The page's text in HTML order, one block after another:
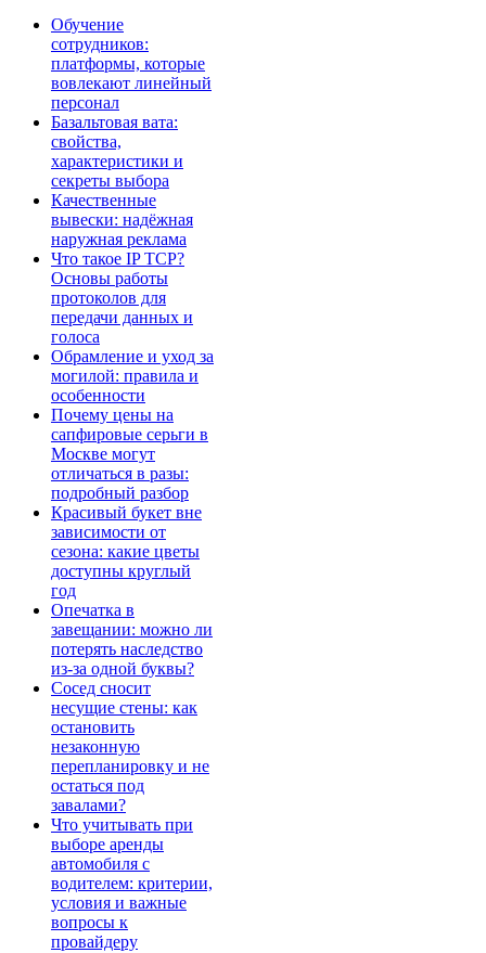
Обучение
сотрудников:
платформы, которые
вовлекают линейный
персонал
Базальтовая вата:
свойства,
характеристики и
секреты выбора
Качественные
вывески: надёжная
наружная реклама
Что такое IP TCP?
Основы работы
протоколов для
передачи данных и
голоса
Обрамление и уход за
могилой: правила и
особенности
Почему цены на
сапфировые серьги в
Москве могут
отличаться в разы:
подробный разбор
Красивый букет вне
зависимости от
сезона: какие цветы
доступны круглый
год
Опечатка в
завещании: можно ли
потерять наследство
из-за одной буквы?
Сосед сносит
несущие стены: как
остановить
незаконную
перепланировку и не
остаться под
завалами?
Что учитывать при
выборе аренды
автомобиля с
водителем: критерии,
условия и важные
вопросы к
провайдеру